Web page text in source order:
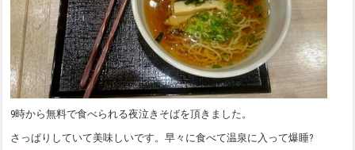
9時から無料で食べられる夜泣きそばを頂きました。
さっぱりしていて美味しいです。早々に食べて温泉に入って爆睡?